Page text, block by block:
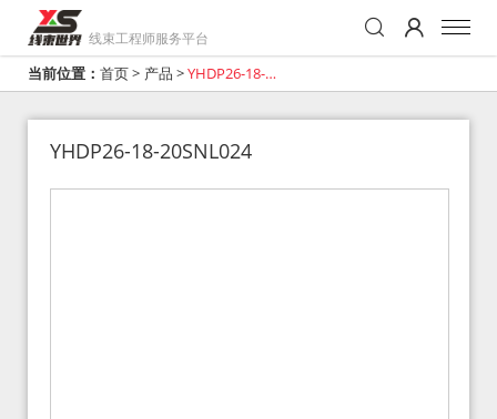
线束工程师服务平台
当前位置： 首页> 产品 >YHDP26-18-
YHDP26-18-20SNL024